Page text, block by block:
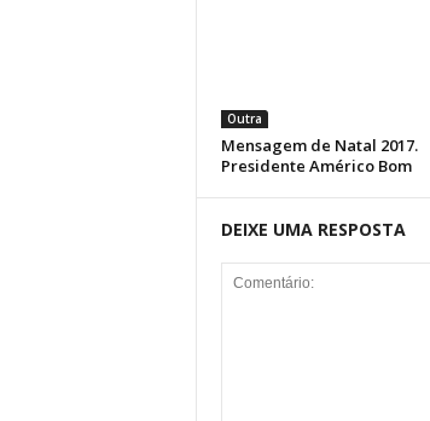
Outra
Mensagem de Natal 2017.
Presidente Américo Bom
DEIXE UMA RESPOSTA